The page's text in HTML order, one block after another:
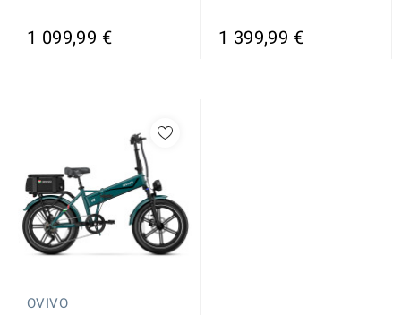
1 099,99 € 1 399,99 €
OVIVO